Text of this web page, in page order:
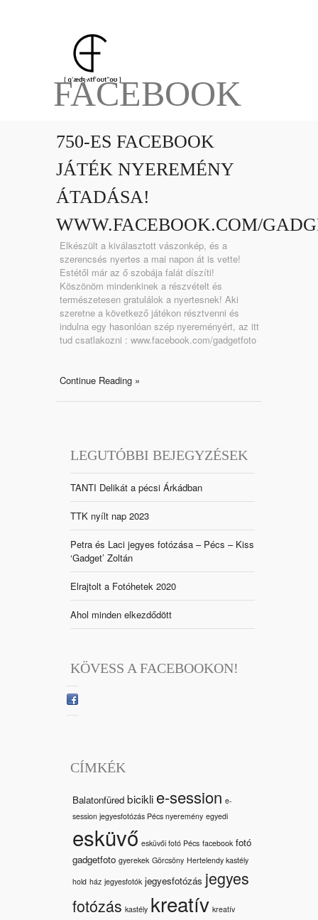
FACEBOOK
750-ES FACEBOOK
JÁTÉK NYEREMÉNY
ÁTADÁSA!
WWW.FACEBOOK.COM/
Elkészült a kiválasztott vászonkép, és a
szerencsés nyertes a mai napon át is vette!
Estétől már az ő szobája falát díszíti!
Köszönöm mindenkinek a részvételt és
természetesen gratulálok a nyertesnek! Aki
szeretne a következő játékon résztvenni és
indulna egy hasonlóan szép nyereményért, az itt
tud csatlakozni : www.facebook.com/gadgetfoto
Continue Reading »
LEGUTÓBBI BEJEGYZÉSEK
TANTI Delikát a pécsi Árkádban
TTK nyílt nap 2023
Petra és Laci jegyes fotózása – Pécs – Kiss
‘Gadget’ Zoltán
Elrajtolt a Fotóhetek 2020
Ahol minden elkezdődött
KÖVESS A FACEBOOKON!
CÍMKÉK
Balatonfüred bicikli e-session e-
session jegyesfotózás Pécs nyeremény egyedi
esküvő esküvői fotó Pécs facebook fotó
gadgetfoto gyerekek Görcsöny Hertelendy kastély
hold ház jegyesfotók jegyesfotózás jegyes
fotózás kastély kreatív kreatív